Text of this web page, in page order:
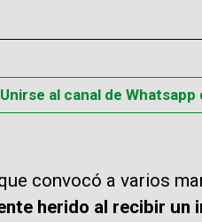
Unirse al canal de Whatsapp
convocó a varios
herido al recibir un